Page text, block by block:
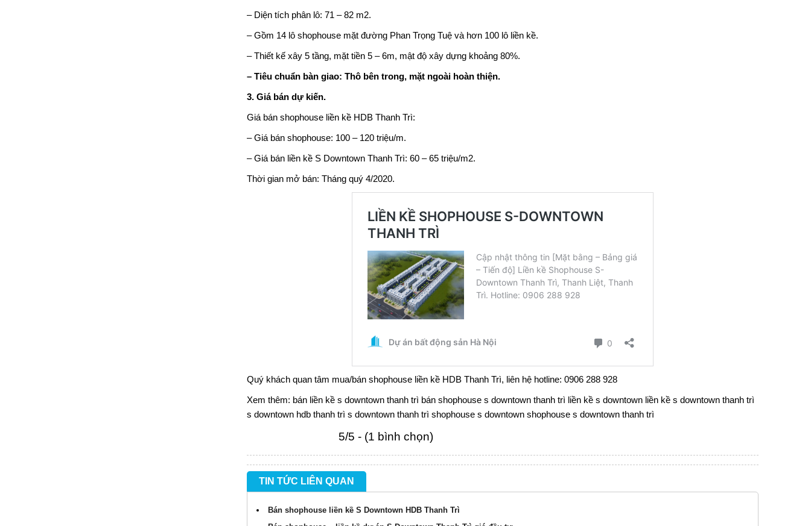
– Diện tích phân lô: 71 – 82 m2.
– Gồm 14 lô shophouse mặt đường Phan Trọng Tuệ và hơn 100 lô liền kề.
– Thiết kế xây 5 tầng, mặt tiền 5 – 6m, mật độ xây dựng khoảng 80%.
– Tiêu chuẩn bàn giao: Thô bên trong, mặt ngoài hoàn thiện.
3. Giá bán dự kiến.
Giá bán shophouse liền kề HDB Thanh Trì:
– Giá bán shophouse: 100 – 120 triệu/m.
– Giá bán liền kề S Downtown Thanh Trì: 60 – 65 triệu/m2.
Thời gian mở bán: Tháng quý 4/2020.
Quý khách quan tâm mua/bán shophouse liền kề HDB Thanh Trì, liên hệ hotline: 0906 288 928
Xem thêm: bán liền kề s downtown thanh trì bán shophouse s downtown thanh trì liền kề s downtown liền kề s downtown thanh trì
s downtown hdb thanh trì s downtown thanh trì shophouse s downtown shophouse s downtown thanh trì
5/5 - (1 bình chọn)
TIN TỨC LIÊN QUAN
Bán shophouse liền kề S Downtown HDB Thanh Trì